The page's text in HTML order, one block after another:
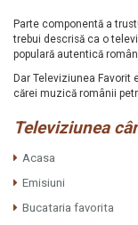
Parte componentă a
trebui descrisă ca o
populară autentică
Dar Televiziunea
cărei muzică românii
Televiziunea
Acasa
Emisiuni
Bucataria favorita